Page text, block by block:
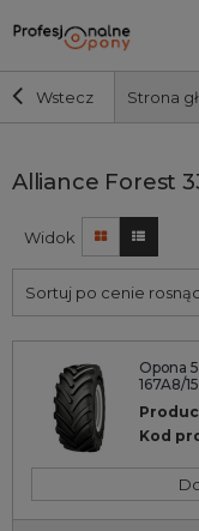
Wstecz Strona
Szerokość i profil
Średnica
Producent
Bieżnik
Nośność
Alliance Forest
Widok
Sortuj po cenie
Opona
167A8/
Kod